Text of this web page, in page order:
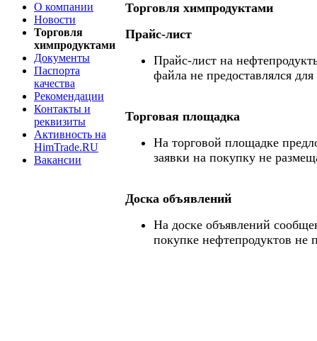
О компании
Новости
Торговля
химпродуктами
Документы
Паспорта
качества
Рекомендации
Контакты и
реквизиты
Активность на
HimTrade.RU
Вакансии
Торговля химпродуктами
Прайс-лист
Прайс-лист на
файла не предоставлялся
Торговая площадка
На торговой площадке
заявки на покупку не
Доска объявлений
На доске объявлений
покупке нефтепродуктов не